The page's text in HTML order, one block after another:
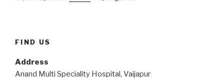
FIND US
Address
Anand Multi Speciality Hospital, Vaijapur